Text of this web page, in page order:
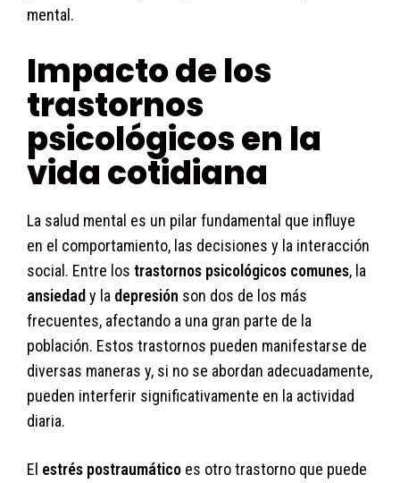
mental.
Impacto de los
trastornos
psicológicos en la
vida cotidiana
La salud mental es un pilar fundamental que influye
en el comportamiento, las decisiones y la interacción
social. Entre los trastornos psicológicos comunes, la
ansiedady la depresión son dos de los más
frecuentes, afectando a una gran parte de la
población. Estos trastornos pueden manifestarse de
diversas maneras y, si no se abordan adecuadamente,
pueden interferir significativamente en la actividad
diaria.
El estrés postraumático es otro trastorno que puede